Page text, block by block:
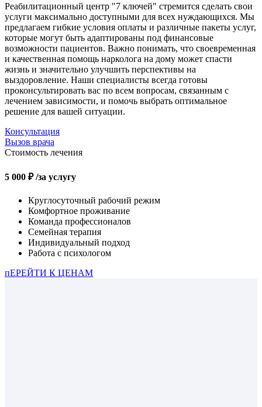
Реабилитационный центр "7 ключей" стремится сделать свои
услуги максимально доступными для всех нуждающихся. Мы
предлагаем гибкие условия оплаты и различные пакеты услуг,
которые могут быть адаптированы под финансовые
возможности пациентов. Важно понимать, что своевременная
и качественная помощь нарколога на дому может спасти
жизнь и значительно улучшить перспективы на
выздоровление. Наши специалисты всегда готовы
проконсультировать вас по всем вопросам, связанным с
лечением зависимости, и помочь выбрать оптимальное
решение для вашей ситуации.
Консультация
Вызов врача
Стоимость лечения
5 000 ₽/за услугу
Круглосуточный рабочий режим
Комфортное проживание
Команда профессионалов
Семейная терапия
Индивидуальный подход
Работа с психологом
пЕРЕЙТИ К ЦЕНАМ